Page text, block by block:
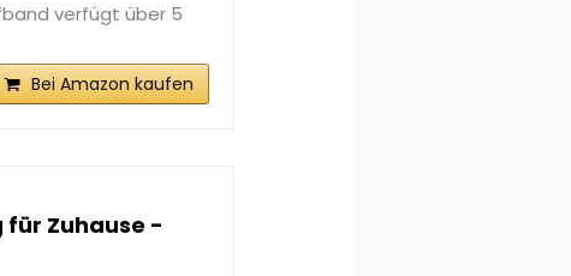
verfügt über 5
Bei Amazon kaufen
für Zuhause -